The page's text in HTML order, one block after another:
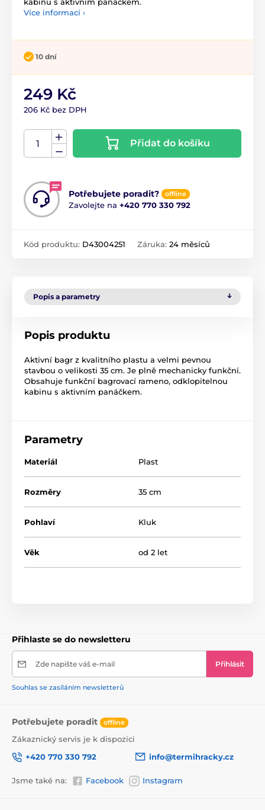
Více informací ›
10 dní
249 Kč
206 Kč bez DPH
Přidat do košíku
Potřebujete poradit? offline
Zavolejte na +420 770 330 792
Kód produktu: D43004251 Záruka: 24 měsíců
Popis a parametry
Popis produktu
Aktivní bagr z kvalitního plastu a velmi pevnou
stavbou o velikosti 35 cm. Je plně mechanicky funkční.
Obsahuje funkční bagrovací rameno, odklopitelnou
kabinu s aktivním panáčkem.
Parametry
Materiál Plast
Rozměry 35 cm
Pohlaví Kluk
Věk od 2 let
Přihlaste se do newsletteru
Zde napište váš e-mail Přihlásit
Souhlas se zasíláním newsletterů
Potřebujete poradit offline
Zákaznický servis je k dispozici
+420 770 330 792
info@termihracky.cz
Jsme také na: Facebook Instagram